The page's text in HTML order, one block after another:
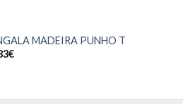
MADEIRA PUNHO T
€